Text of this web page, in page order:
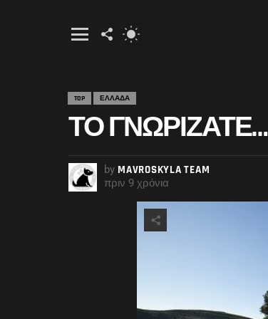
FOLLOW
TOP ΕΛΛΑΔΑ
ΤΟ ΓΝΩΡΊΖΑΤΕ…
by MAVROSKYLA TEAM
πριν 9 χρόνια